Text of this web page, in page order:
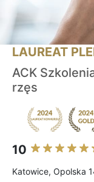
LAUREAT
ACK
rzęs
10
Katowice, Opolska